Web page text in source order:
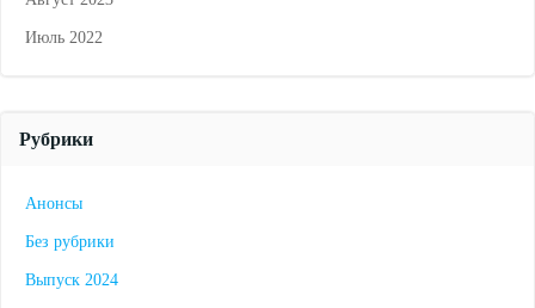
Июль 2022
Рубрики
Анонсы
Без рубрики
Выпуск 2024